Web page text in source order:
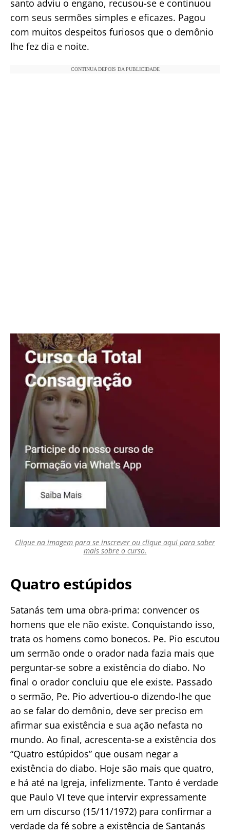
santo adviu o engano, recusou-se e continuou
com seus sermões simples e eficazes. Pagou
com muitos despeitos furiosos que o demônio
lhe fez dia e noite.
CONTINUA DEPOIS DA PUBLICIDADE
Clique na imagem para se inscrever ou clique aqui para saber
mais sobre o curso.
Quatro estúpidos
Satanás tem uma obra-prima: convencer os
homens que ele não existe. Conquistando isso,
trata os homens como bonecos. Pe. Pio escutou
um sermão onde o orador nada fazia mais que
perguntar-se sobre a existência do diabo. No
final o orador concluiu que ele existe. Passado
o sermão, Pe. Pio advertiou-o dizendo-lhe que
ao se falar do demônio, deve ser preciso em
afirmar sua existência e sua ação nefasta no
mundo. Ao final, acrescenta-se a existência dos
“Quatro estúpidos” que ousam negar a
existência do diabo. Hoje são mais que quatro,
e há até na Igreja, infelizmente. Tanto é verdade
que Paulo VI teve que intervir expressamente
em um discurso (15/11/1972) para confirmar a
verdade da fé sobre a existência de Santanás